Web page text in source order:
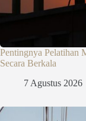
Pentingnya Pelatihan
Secara Berkala
7 Agustus 2026